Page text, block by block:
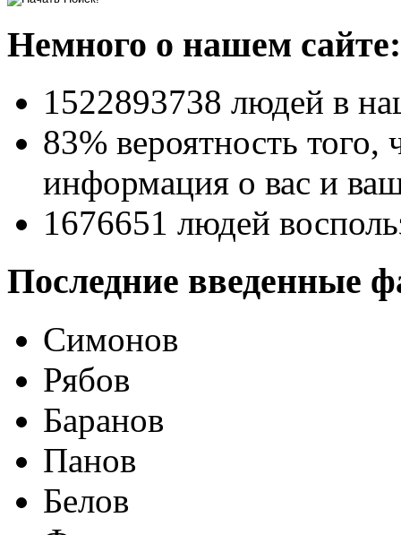
Немного о нашем сайте:
1522893738 людей в
83% вероятность того,
информация о вас и
1676651 людей
Последние введенные
Симонов
Рябов
Баранов
Панов
Белов